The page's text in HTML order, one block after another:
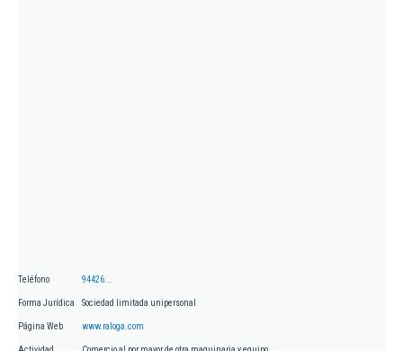
Teléfono 94426...
Forma Jurídica Sociedad limitada unipersonal
Página Web www.raloga.com